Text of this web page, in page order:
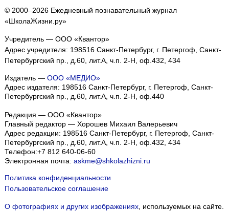
© 2000–2026 Ежедневный познавательный журнал
«ШколаЖизни.ру»
Учредитель — ООО «Квантор»
Адрес учредителя: 198516 Санкт-Петербург, г. Петергоф, Санкт-
Петербургский пр., д.60, лит.А, ч.п. 2-Н, оф.432, 434
Издатель — ООО «МЕДИО»
Адрес издателя: 198516 Санкт-Петербург, г. Петергоф, Санкт-
Петербургский пр., д.60, лит.А, ч.п. 2-Н, оф.440
Редакция — ООО «Квантор»
Главный редактор — Хорошев Михаил Валерьевич
Адрес редакции: 198516 Санкт-Петербург, г. Петергоф, Санкт-
Петербургский пр., д.60, лит.А, ч.п. 2-Н, оф.432, 434
Телефон:+7 812 640-06-60
Электронная почта: askme@shkolazhizni.ru
Политика конфиденциальности
Пользовательское соглашение
О фотографиях и других изображениях, используемых на сайте.